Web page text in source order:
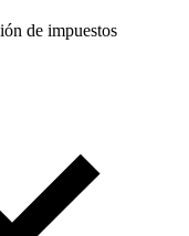
de impuestos